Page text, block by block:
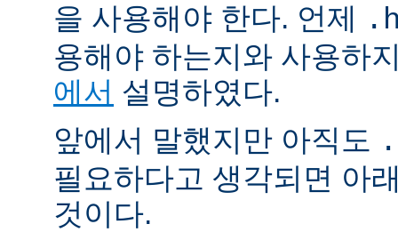
을 사용해야 한다. 언제
용해야 하는지와 사용하
에서 설명하였다.
앞에서 말했지만 아직도
필요하다고 생각되면 아
것이다.